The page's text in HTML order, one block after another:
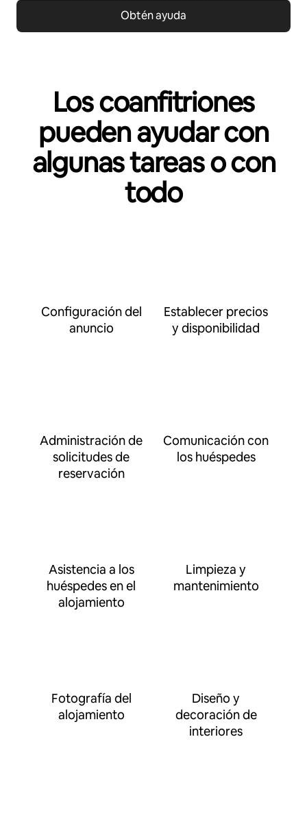
Obtén ayuda
Los coanfitriones
pueden ayudar con
algunas tareas o con
todo
Configuración del
anuncio
Establecer precios
y disponibilidad
Administración de
solicitudes de
reservación
Comunicación con
los huéspedes
Asistencia a los
huéspedes en el
alojamiento
Limpieza y
mantenimiento
Fotografía del
alojamiento
Diseño y
decoración de
interiores